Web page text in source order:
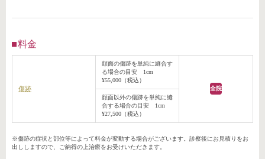
料金
傷跡
顔面の傷跡を単純に縫合す
る場合の目安 1cm
¥55,000（税込）
全院
顔面以外の傷跡を単純に縫
合する場合の目安 1cm
¥27,500（税込）
※傷跡の症状と部位等によって料金が変動する場合がございます。診察後にお見積りをお
出ししますので、ご納得の上治療をお受けいただきます。